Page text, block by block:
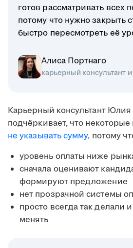
готов рассматривать всех
потому что нужно закрыть
быстро пересмотреть её
Алиса Портнаго
карьерный консультант
Карьерный консультант
подчёркивает, что
не указывать сумму, потому
уровень оплаты ниже
сначала оценивают
формируют предложение
нет прозрачной системы
просто всегда так делали
менять